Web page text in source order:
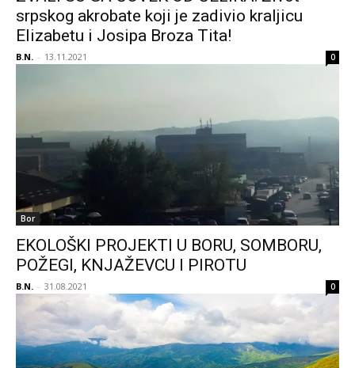
srpskog akrobate koji je zadivio kraljicu
Elizabetu i Josipa Broza Tita!
B.N. - 13.11.2021 0
Bor
EKOLOŠKI PROJEKTI U BORU, SOMBORU,
POŽEGI, KNJAŽEVCU I PIROTU
B.N. - 31.08.2021 0